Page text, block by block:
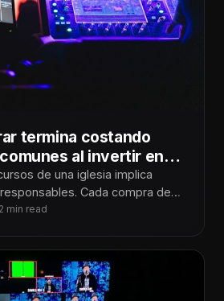
termina costando
al invertir en
iglesias
de una iglesia implica
Cada compra debe
real y aportar
2 min read